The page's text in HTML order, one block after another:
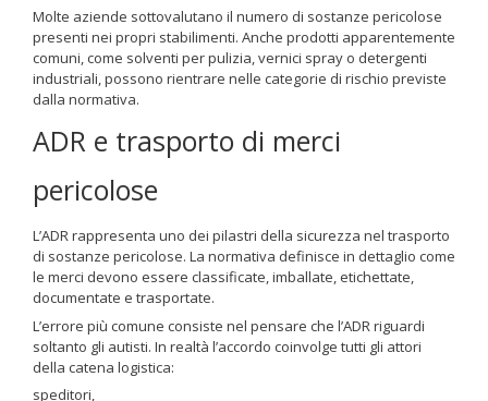
Molte aziende sottovalutano il numero di sostanze pericolose
presenti nei propri stabilimenti. Anche prodotti apparentemente
comuni, come solventi per pulizia, vernici spray o detergenti
industriali, possono rientrare nelle categorie di rischio previste
dalla normativa.
ADR e trasporto di merci
pericolose
L’ADR rappresenta uno dei pilastri della sicurezza nel trasporto
di sostanze pericolose. La normativa definisce in dettaglio come
le merci devono essere classificate, imballate, etichettate,
documentate e trasportate.
L’errore più comune consiste nel pensare che l’ADR riguardi
soltanto gli autisti. In realtà l’accordo coinvolge tutti gli attori
della catena logistica:
speditori,